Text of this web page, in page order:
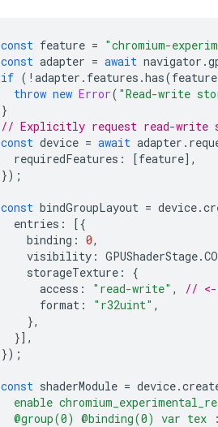
const feature = "chromium-
const adapter = await navigator .
if ( ! adapter . features .has(feature
throw new Error( "Read-write
}
// Explicitly request read-write
const device = await adapter .
requiredFeatures : [feature],
});
const bindGroupLayout = device.
entries :
[{
binding : 0,
visibility : GPUShaderStage.
storageTexture :
{
access : "read-write" ,
//
format : "r32uint" ,
},
}],
});
const shaderModule = device.
enable
@group(0) @binding(0) var tex